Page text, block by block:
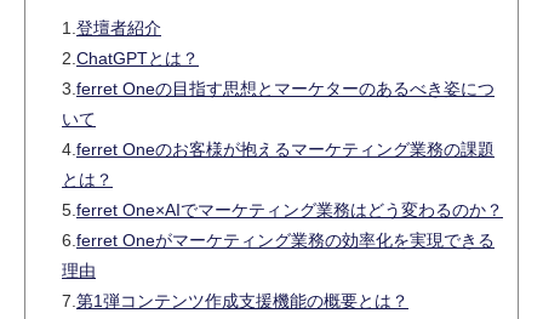
1. 登壇者紹介
2. ChatGPTとは？
3. ferret Oneの目指す思想とマーケターのあるべき姿につ
いて
4. ferret Oneのお客様が抱えるマーケティング業務の課題
とは？
5. ferret One×AIでマーケティング業務はどう変わるのか？
6. ferret Oneがマーケティング業務の効率化を実現できる
理由
7. 第1弾コンテンツ作成支援機能の概要とは？